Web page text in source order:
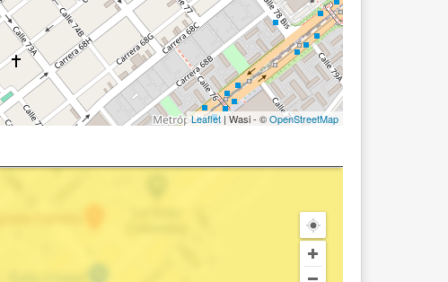
Leaflet| Wasi - ©OpenStreetMap